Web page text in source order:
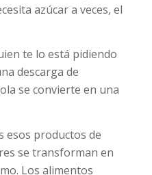
azúcar a veces, el
te lo está pidiendo
descarga de
se convierte en una
esos productos de
se transforman en
Los alimentos